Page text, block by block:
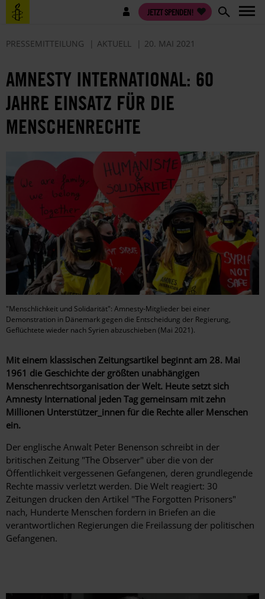
Direkt
zum
Benutzermenü JETZT SPENDEN!
PRESSEMITTEILUNG AKTUELL 20. MAI 2021
AMNESTY INTERNATIONAL: 60
JAHRE EINSATZ FÜR DIE
MENSCHENRECHTE
"Menschlichkeit und Solidarität": Amnesty-Mitglieder bei einer
Demonstration in Dänemark gegen die Entscheidung der Regierung,
Geflüchtete wieder nach Syrien abzuschieben (Mai 2021).
Mit einem klassischen Zeitungsartikel beginnt am 28. Mai
1961 die Geschichte der größten unabhängigen
Menschenrechtsorganisation der Welt. Heute setzt sich
Amnesty International jeden Tag gemeinsam mit zehn
Millionen Unterstützer_innen für die Rechte aller Menschen
ein.
Der englische Anwalt Peter Benenson schreibt in der
britischen Zeitung "The Observer" über die von der
Öffentlichkeit vergessenen Gefangenen, deren grundlegende
Rechte massiv verletzt werden. Die Welt reagiert: 30
Zeitungen drucken den Artikel "The Forgotten Prisoners"
nach, Hunderte Menschen fordern in Briefen an die
verantwortlichen Regierungen die Freilassung der politischen
Gefangenen.